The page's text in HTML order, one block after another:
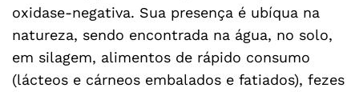
oxidase-negativa. Sua presença é ubíqua na
natureza, sendo encontrada na água, no solo,
em silagem, alimentos de rápido consumo
(lácteos e cárneos embalados e fatiados), fezes